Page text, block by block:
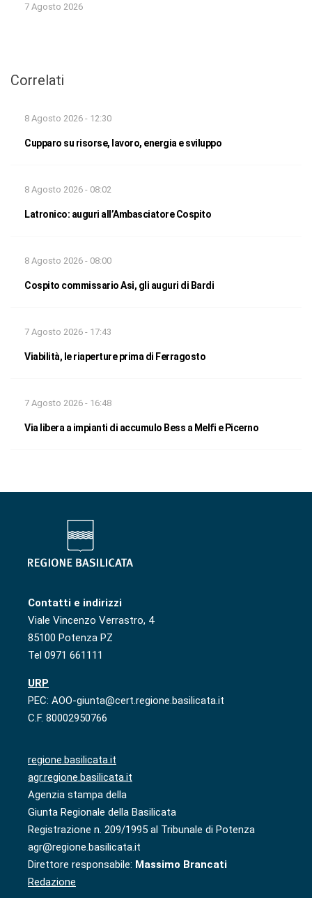
7 Agosto 2026
Correlati
8 Agosto 2026 - 12:30
Cupparo su risorse, lavoro, energia e sviluppo
8 Agosto 2026 - 08:02
Latronico: auguri all’Ambasciatore Cospito
8 Agosto 2026 - 08:00
Cospito commissario Asi, gli auguri di Bardi
7 Agosto 2026 - 17:43
Viabilità, le riaperture prima di Ferragosto
7 Agosto 2026 - 16:48
Via libera a impianti di accumulo Bess a Melfi e Picerno
Contatti e indirizzi
Viale Vincenzo Verrastro, 4
85100 Potenza PZ
Tel 0971 661111
URP
PEC: AOO-giunta@cert.regione.basilicata.it
C.F. 80002950766
regione.basilicata.it
agr.regione.basilicata.it
Agenzia stampa della
Giunta Regionale della Basilicata
Registrazione n. 209/1995 al Tribunale di Potenza
agr@regione.basilicata.it
Direttore responsabile: Massimo Brancati
Redazione